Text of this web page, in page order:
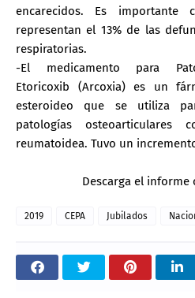
encarecidos. Es importante
representan el 13% de las
respiratorias.
-El medicamento para
Etoricoxib (Arcoxia) es un
esteroideo que se utiliza
patologías
reumatoidea. Tuvo un
Descarga el informe
2019 CEPA Jubilados